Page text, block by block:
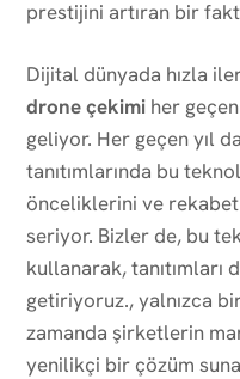
prestijini artıran bir
Dijital dünyada hızla
drone çekimi her
geliyor. Her geçen yıl
tanıtımlarında bu
önceliklerini ve rekabet
seriyor. Bizler de, bu
kullanarak, tanıtımları
getiriyoruz., yalnızca
zamanda şirketlerin
yenilikçi bir çözüm